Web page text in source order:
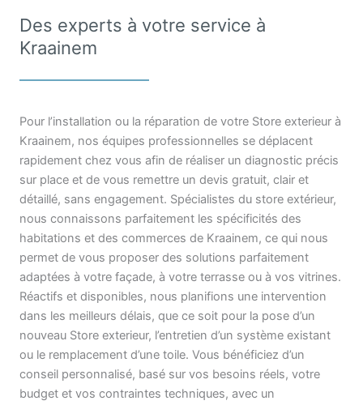
Des experts à votre service à
Kraainem
Pour l’installation ou la réparation de votre Store exterieur à
Kraainem, nos équipes professionnelles se déplacent
rapidement chez vous afin de réaliser un diagnostic précis
sur place et de vous remettre un devis gratuit, clair et
détaillé, sans engagement. Spécialistes du store extérieur,
nous connaissons parfaitement les spécificités des
habitations et des commerces de Kraainem, ce qui nous
permet de vous proposer des solutions parfaitement
adaptées à votre façade, à votre terrasse ou à vos vitrines.
Réactifs et disponibles, nous planifions une intervention
dans les meilleurs délais, que ce soit pour la pose d’un
nouveau Store exterieur, l’entretien d’un système existant
ou le remplacement d’une toile. Vous bénéficiez d’un
conseil personnalisé, basé sur vos besoins réels, votre
budget et vos contraintes techniques, avec un